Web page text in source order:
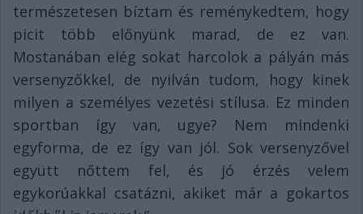
természetesen bíztam és reménykedtem, hogy
picit több előnyünk marad, de ez van.
Mostanában elég sokat harcolok a pályán más
versenyzőkkel, de nyilván tudom, hogy kinek
milyen a személyes vezetési stílusa. Ez minden
sportban így van, ugye? Nem mindenki
egyforma, de ez így van jól. Sok versenyzővel
együtt nőttem fel, és jó érzés velem
egykorúakkal csatázni, akiket már a gokartos